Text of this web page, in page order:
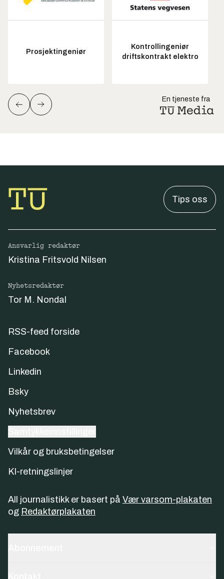
Prosjektingeniør
Kontrollingeniør
driftskontrakt elektro
En tjeneste fra
Tips oss
Ansvarlig redaktør
Kristina Fritsvold Nilsen
Nyhetsredaktør
Tor M. Nondal
RSS-feed forside
Facebook
Linkedin
Bsky
Nyhetsbrev
Vilkår og bruksbetingelser
KI-retningslinjer
All journalistikk er basert på Vær varsom-plakaten
og Redaktørplakaten